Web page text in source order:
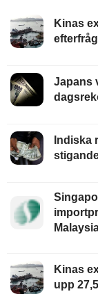
Kinas
Japans
Indiska
Kinas
upp